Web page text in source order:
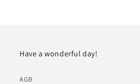
Have a wonderful day!
AGB